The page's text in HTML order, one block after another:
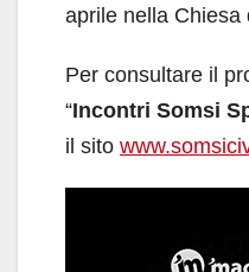
aprile nella Chiesa
Per consultare il
“Incontri Somsi
il sito